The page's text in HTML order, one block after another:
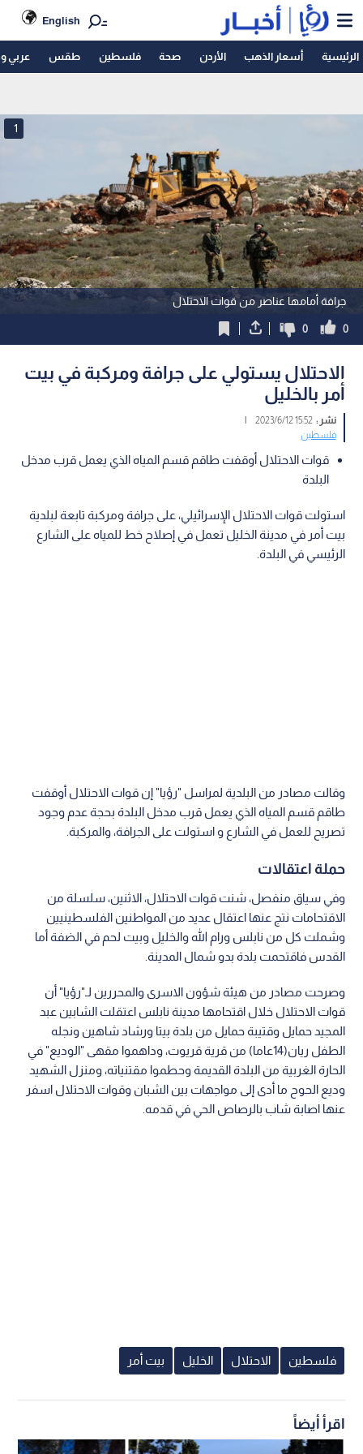
English
الرئيسية أسعار الذهب الأردن صحة فلسطين طقس عربي
جرافة أمامها عناصر من قوات الاحتلال
1
0
0
الاحتلال يستولي على جرافة ومركبة في بيت
أمر بالخليل
نشر :15:52 2023/6/12
|
فلسطين
قوات الاحتلال أوقفت طاقم قسم المياه الذي يعمل قرب مدخل
البلدة
استولت قوات الاحتلال الإسرائيلي، على جرافة ومركبة تابعة لبلدية
بيت أمر في مدينة الخليل تعمل في إصلاح خط للمياه على الشارع
الرئيسي في البلدة.
وقالت مصادر من البلدية لمراسل "رؤيا" إن قوات الاحتلال أوقفت
طاقم قسم المياه الذي يعمل قرب مدخل البلدة بحجة عدم وجود
تصريح للعمل في الشارع و استولت على الجرافة، والمركبة.
حملة اعتقالات
وفي سياق منفصل، شنت قوات الاحتلال، الاثنين، سلسلة من
الاقتحامات نتج عنها اعتقال عديد من المواطنين الفلسطينيين
وشملت كل من نابلس ورام الله والخليل وبيت لحم في الضفة أما
القدس فاقتحمت بلدة بدو شمال المدينة.
وصرحت مصادر من هيئة شؤون الاسرى والمحررين لـ"رؤيا" أن
قوات الاحتلال خلال اقتحامها مدينة نابلس اعتقلت الشابين عبد
المجيد حمايل وقتيبة حمايل من بلدة بيتا ورشاد شاهين ونجله
الطفل ريان(14عاما) من قرية قريوت، وداهموا مقهى "الوديع" في
الحارة الغربية من البلدة القديمة وحطموا مقتنياته، ومنزل الشهيد
وديع الحوح ما أدى إلى مواجهات بين الشبان وقوات الاحتلال اسفر
عنها اصابة شاب بالرصاص الحي في قدمه.
فلسطين الاحتلال الخليل بيت أمر
اقرأ أيضاً